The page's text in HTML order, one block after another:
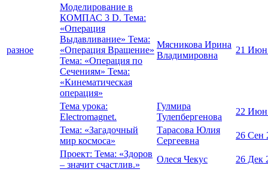
разное
Моделирование в
КОМПАС 3 D. Тема:
«Операция
Выдавливание» Тема:
«Операция Вращение»
Тема: «Операция по
Сечениям» Тема:
«Кинематическая
операция»
Мясникова Ирина
Владимировна
21 Июн
Тема урока:
Electromagnet.
Гулмира
Тулепбергенова
22 Июн
Тема: «Загадочный
мир космоса»
Тарасова Юлия
Сергеевна
26 Сен
Проект: Тема: «Здоров
– значит счастлив.»
Олеся Чекус 26 Дек